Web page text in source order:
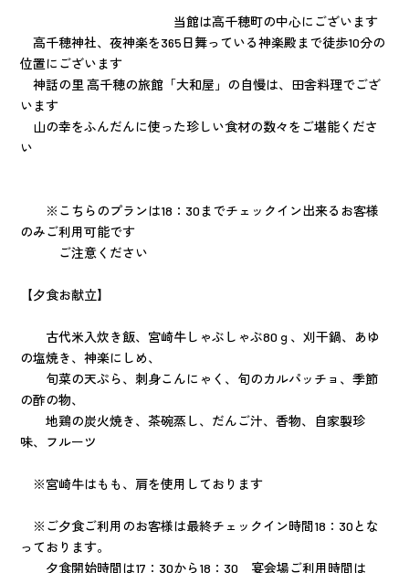
当館は高千穂町の中心にございます
高千穂神社、夜神楽を365日舞っている神楽殿まで徒歩10分の
位置にございます
神話の里 高千穂の旅館「大和屋」の自慢は、田舎料理でござ
います
山の幸をふんだんに使った珍しい食材の数々をご堪能くださ
い
※こちらのプランは18：30までチェックイン出来るお客様
のみご利用可能です
ご注意ください
【夕食お献立】
古代米入炊き飯、宮崎牛しゃぶしゃぶ80ｇ、刈干鍋、あゆ
の塩焼き、神楽にしめ、
旬菜の天ぷら、刺身こんにゃく、旬のカルパッチョ、季節
の酢の物、
地鶏の炭火焼き、茶碗蒸し、だんご汁、香物、自家製珍
味、フルーツ
※宮崎牛はもも、肩を使用しております
※ご夕食ご利用のお客様は最終チェックイン時間18：30とな
っております。
夕食開始時間は17：30から18：30 宴会場ご利用時間は